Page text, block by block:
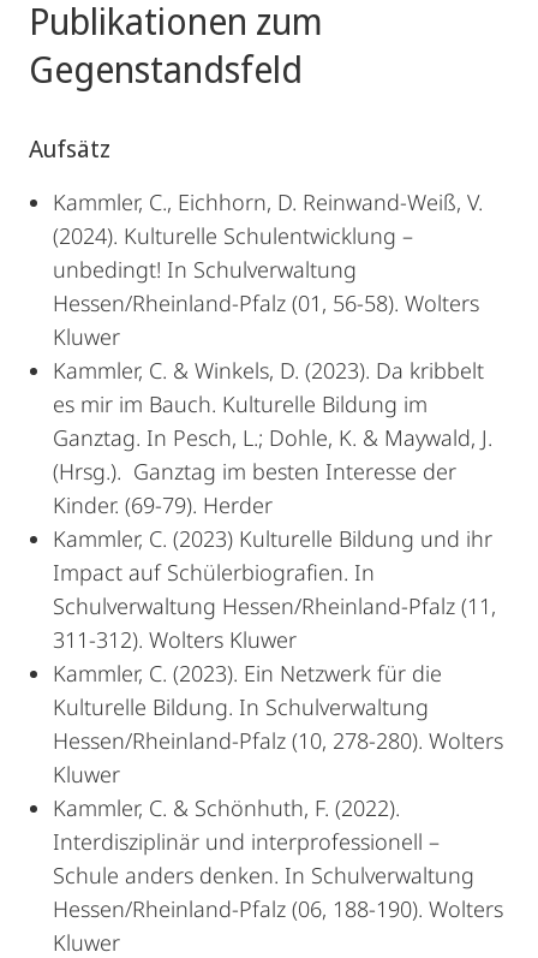
Publikationen zum
Gegenstandsfeld
Aufsätz
Kammler, C., Eichhorn, D. Reinwand-Weiß, V.
(2024). Kulturelle Schulentwicklung –
unbedingt! In Schulverwaltung
Hessen/Rheinland-Pfalz (01, 56-58). Wolters
Kluwer
Kammler, C. & Winkels, D. (2023). Da kribbelt
es mir im Bauch. Kulturelle Bildung im
Ganztag. In Pesch, L.; Dohle, K. & Maywald, J.
(Hrsg.). Ganztag im besten Interesse der
Kinder. (69-79). Herder
Kammler, C. (2023) Kulturelle Bildung und ihr
Impact auf Schülerbiografien. In
Schulverwaltung Hessen/Rheinland-Pfalz (11,
311-312). Wolters Kluwer
Kammler, C. (2023). Ein Netzwerk für die
Kulturelle Bildung. In Schulverwaltung
Hessen/Rheinland-Pfalz (10, 278-280). Wolters
Kluwer
Kammler, C. & Schönhuth, F. (2022).
Interdisziplinär und interprofessionell –
Schule anders denken. In Schulverwaltung
Hessen/Rheinland-Pfalz (06, 188-190). Wolters
Kluwer